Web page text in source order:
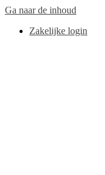
Ga naar de inhoud
Zakelijke login